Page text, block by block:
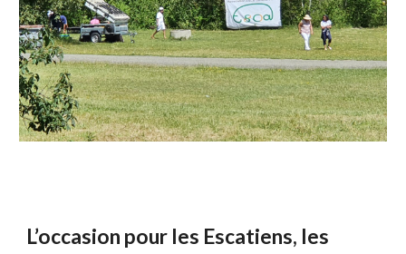
L’occasion pour les Escatiens, les